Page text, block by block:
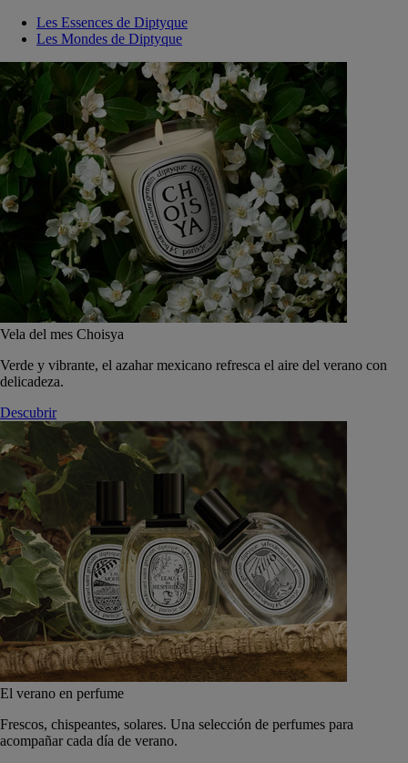
Les Essences de Diptyque
Les Mondes de Diptyque
Vela del mes Choisya
Verde y vibrante, el azahar mexicano refresca el aire del verano con
delicadeza.
Descubrir
El verano en perfume
Frescos, chispeantes, solares. Una selección de perfumes para
acompañar cada día de verano.